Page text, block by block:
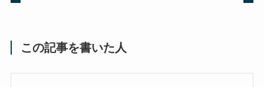
この記事を書いた人